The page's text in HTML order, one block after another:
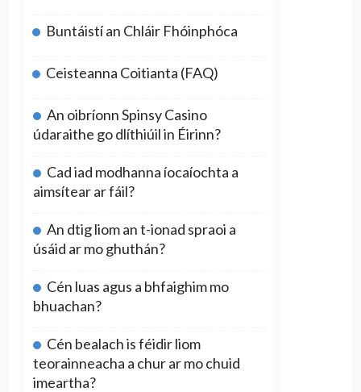
Buntáistí an Chláir Fhóinphóca
Ceisteanna Coitianta (FAQ)
An oibríonn Spinsy Casino
údaraithe go dlíthiúil in Éirinn?
Cad iad modhanna íocaíochta a
aimsítear ar fáil?
An dtig liom an t-ionad spraoi a
úsáid ar mo ghuthán?
Cén luas agus a bhfaighim mo
bhuachan?
Cén bealach is féidir liom
teorainneacha a chur ar mo chuid
imeartha?